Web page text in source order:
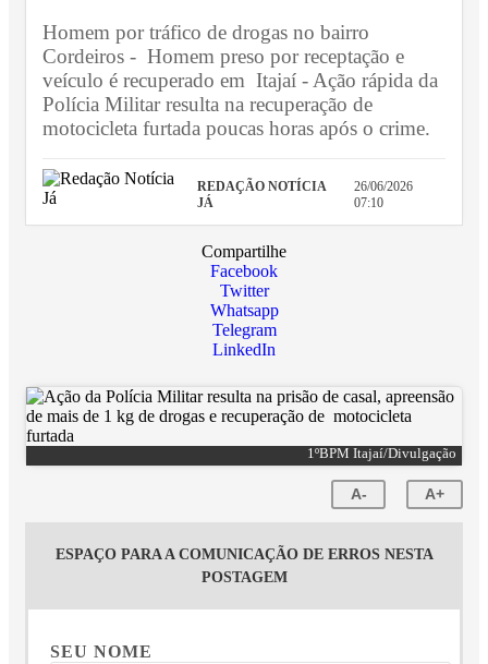
Homem por tráfico de drogas no bairro
Cordeiros - Homem preso por receptação e
veículo é recuperado em Itajaí - Ação rápida da
Polícia Militar resulta na recuperação de
motocicleta furtada poucas horas após o crime.
REDAÇÃO NOTÍCIA
JÁ
26/06/2026
07:10
Compartilhe
Facebook
Twitter
Whatsapp
Telegram
LinkedIn
1ºBPM Itajaí/Divulgação
A- A+
ESPAÇO PARA A COMUNICAÇÃO DE ERROS NESTA
POSTAGEM
SEU NOME